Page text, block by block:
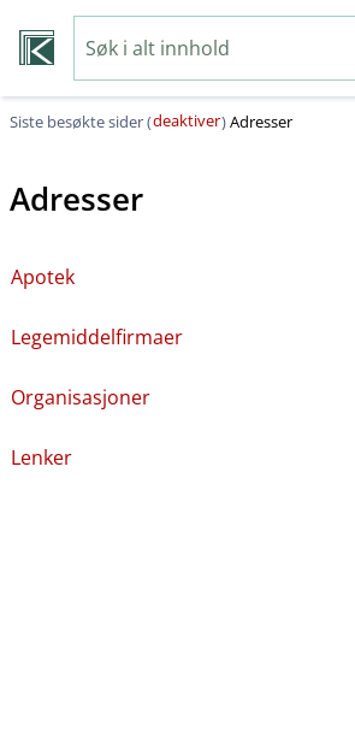
Siste besøkte sider (deaktiver)Adresser
Adresser
Apotek
Legemiddelfirmaer
Organisasjoner
Lenker